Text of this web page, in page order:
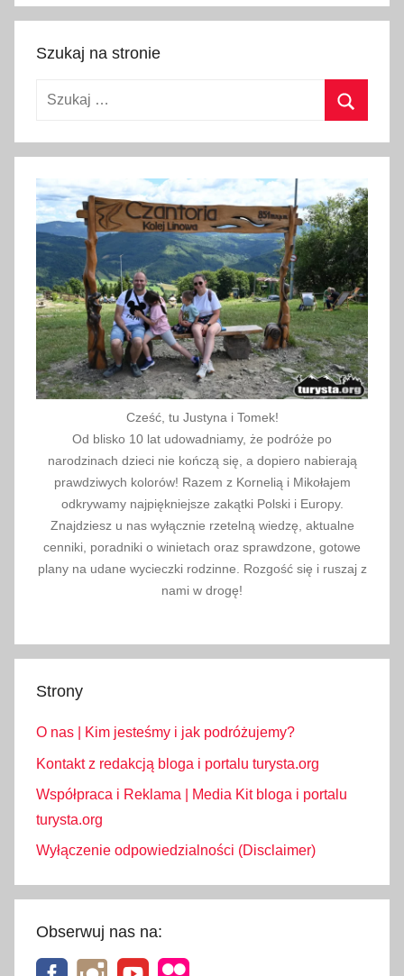
2
2
e
n
i
a
0
2
1
Szukaj na stronie
Szukaj:
Cześć, tu Justyna i Tomek!
Od blisko 10 lat udowadniamy, że podróże po
narodzinach dzieci nie kończą się, a dopiero nabierają
prawdziwych kolorów! Razem z Kornelią i Mikołajem
odkrywamy najpiękniejsze zakątki Polski i Europy.
Znajdziesz u nas wyłącznie rzetelną wiedzę, aktualne
cenniki, poradniki o winietach oraz sprawdzone, gotowe
plany na udane wycieczki rodzinne. Rozgość się i ruszaj z
nami w drogę!
Strony
O nas | Kim jesteśmy i jak podróżujemy?
Kontakt z redakcją bloga i portalu turysta.org
Współpraca i Reklama | Media Kit bloga i portalu
turysta.org
Wyłączenie odpowiedzialności (Disclaimer)
Obserwuj nas na: